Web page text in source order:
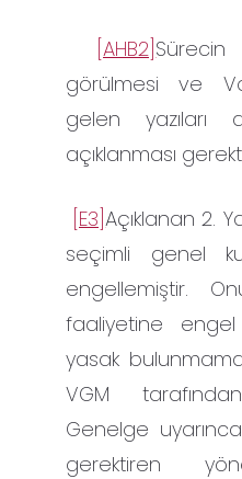
[AHB2]
görülmesi ve
gelen yazıları
açıklanması
[E3]Açıklanan 2.
seçimli genel
engellemiştir.
faaliyetine
yasak
VGM
Genelge
gerektiren